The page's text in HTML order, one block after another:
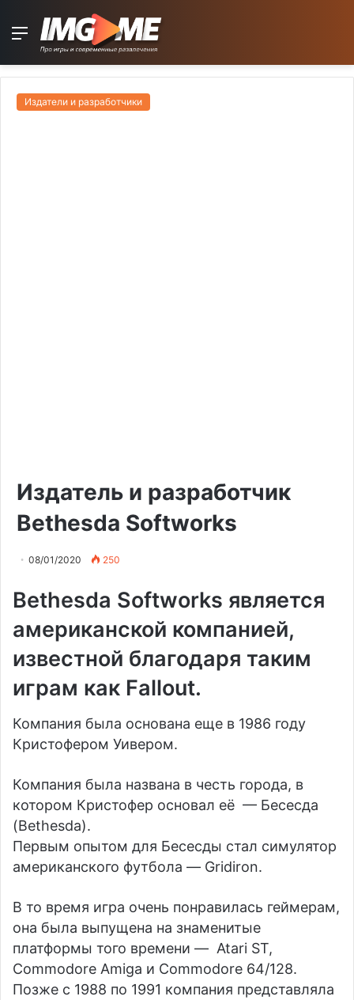
Menu
Издатели и разработчики
Издатель и разработчик
Bethesda Softworks
08/01/2020 250
Bethesda Softworks является
американской компанией,
известной благодаря таким
играм как Fallout.
Компания была основана еще в 1986 году
Кристофером Уивером.
Компания была названа в честь города, в
котором Кристофер основал её — Бесесда
(Bethesda).
Первым опытом для Бесесды стал симулятор
американского футбола — Gridiron.
В то время игра очень понравилась геймерам,
она была выпущена на знаменитые
платформы того времени — Atari ST,
Commodore Amiga и Commodore 64/128.
Позже с 1988 по 1991 компания представляла